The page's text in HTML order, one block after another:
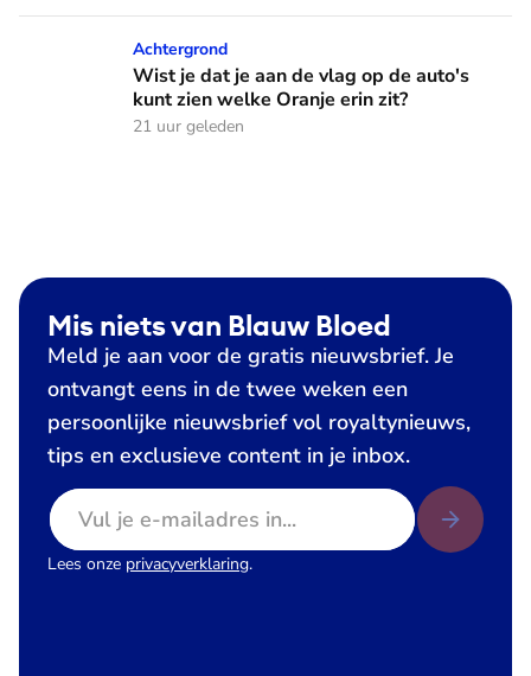
Wist je dat je aan de vlag op de auto's kunt zien welke
Achtergrond
Wist je dat je aan de vlag op de auto's
kunt zien welke Oranje erin zit?
21 uur geleden
Mis niets van Blauw Bloed
Meld je aan voor de gratis nieuwsbrief. Je
ontvangt eens in de twee weken een
persoonlijke nieuwsbrief vol royaltynieuws,
tips en exclusieve content in je inbox.
E-mailadres
Lees onze privacyverklaring.